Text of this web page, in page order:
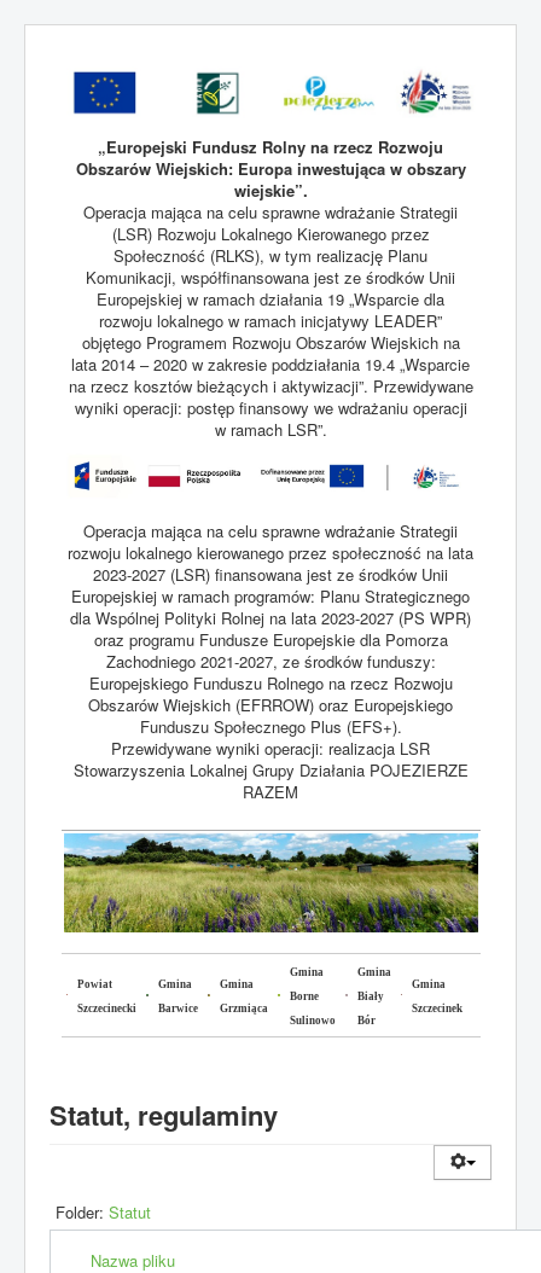
„Europejski Fundusz Rolny na rzecz Rozwoju
Obszarów Wiejskich: Europa inwestująca w obszary
wiejskie”.
Operacja mająca na celu sprawne wdrażanie Strategii
(LSR) Rozwoju Lokalnego Kierowanego przez
Społeczność (RLKS), w tym realizację Planu
Komunikacji, współfinansowana jest ze środków Unii
Europejskiej w ramach działania 19 „Wsparcie dla
rozwoju lokalnego w ramach inicjatywy LEADER”
objętego Programem Rozwoju Obszarów Wiejskich na
lata 2014 – 2020 w zakresie poddziałania 19.4 „Wsparcie
na rzecz kosztów bieżących i aktywizacji”. Przewidywane
wyniki operacji: postęp finansowy we wdrażaniu operacji
w ramach LSR”.
Operacja mająca na celu sprawne wdrażanie Strategii
rozwoju lokalnego kierowanego przez społeczność na lata
2023-2027 (LSR) finansowana jest ze środków Unii
Europejskiej w ramach programów: Planu Strategicznego
dla Wspólnej Polityki Rolnej na lata 2023-2027 (PS WPR)
oraz programu Fundusze Europejskie dla Pomorza
Zachodniego 2021-2027, ze środków funduszy:
Europejskiego Funduszu Rolnego na rzecz Rozwoju
Obszarów Wiejskich (EFRROW) oraz Europejskiego
Funduszu Społecznego Plus (EFS+).
Przewidywane wyniki operacji: realizacja LSR
Stowarzyszenia Lokalnej Grupy Działania POJEZIERZE
RAZEM
Powiat
Szczecinecki
Gmina
Barwice
Gmina
Grzmiąca
Gmina
Borne
Sulinowo
Gmina
Biały
Bór
Gmina
Szczecinek
Statut, regulaminy
Folder: Statut
Nazwa pliku